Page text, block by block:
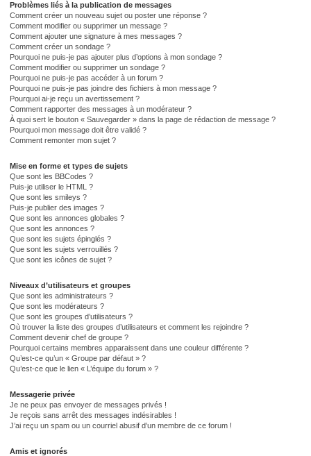
Problèmes liés à la publication de messages
Comment créer un nouveau sujet ou poster une réponse ?
Comment modifier ou supprimer un message ?
Comment ajouter une signature à mes messages ?
Comment créer un sondage ?
Pourquoi ne puis-je pas ajouter plus d’options à mon sondage ?
Comment modifier ou supprimer un sondage ?
Pourquoi ne puis-je pas accéder à un forum ?
Pourquoi ne puis-je pas joindre des fichiers à mon message ?
Pourquoi ai-je reçu un avertissement ?
Comment rapporter des messages à un modérateur ?
À quoi sert le bouton « Sauvegarder » dans la page de rédaction de message ?
Pourquoi mon message doit être validé ?
Comment remonter mon sujet ?
Mise en forme et types de sujets
Que sont les BBCodes ?
Puis-je utiliser le HTML ?
Que sont les smileys ?
Puis-je publier des images ?
Que sont les annonces globales ?
Que sont les annonces ?
Que sont les sujets épinglés ?
Que sont les sujets verrouillés ?
Que sont les icônes de sujet ?
Niveaux d’utilisateurs et groupes
Que sont les administrateurs ?
Que sont les modérateurs ?
Que sont les groupes d’utilisateurs ?
Où trouver la liste des groupes d’utilisateurs et comment les rejoindre ?
Comment devenir chef de groupe ?
Pourquoi certains membres apparaissent dans une couleur différente ?
Qu’est-ce qu’un « Groupe par défaut » ?
Qu’est-ce que le lien « L’équipe du forum » ?
Messagerie privée
Je ne peux pas envoyer de messages privés !
Je reçois sans arrêt des messages indésirables !
J’ai reçu un spam ou un courriel abusif d’un membre de ce forum !
Amis et ignorés